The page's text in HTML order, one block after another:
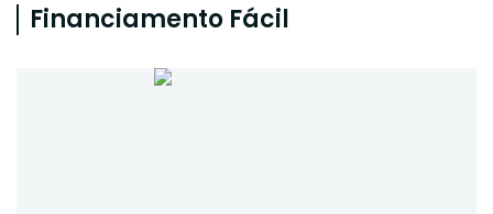
Financiamento Fácil